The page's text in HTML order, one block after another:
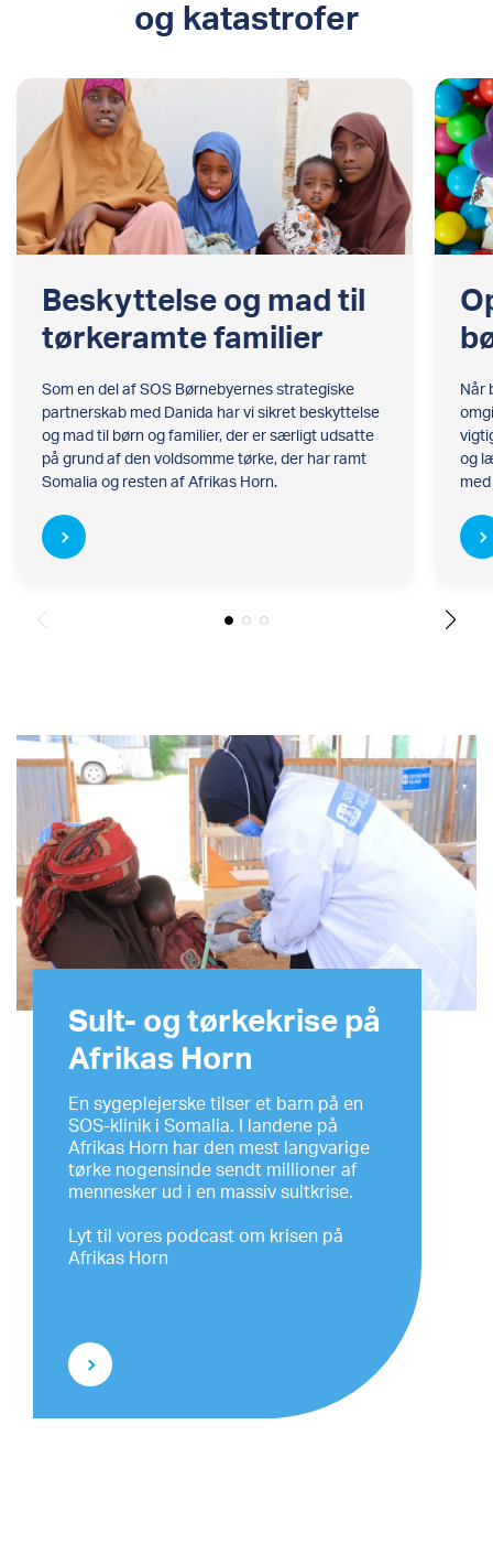
og katastrofer
Beskyttelse og mad til
tørkeramte familier
Som en del af SOS Børnebyernes strategiske
partnerskab med Danida har vi sikret beskyttelse
og mad til børn og familier, der er særligt udsatte
på grund af den voldsomme tørke, der har ramt
Somalia og resten af Afrikas Horn.
Når
og
Sult- og tørkekrise på
Afrikas Horn
En sygeplejerske tilser et barn på en
SOS-klinik i Somalia. I landene på
Afrikas Horn har den mest langvarige
tørke nogensinde sendt millioner af
mennesker ud i en massiv sultkrise.
Lyt til vores podcast om krisen på
Afrikas Horn